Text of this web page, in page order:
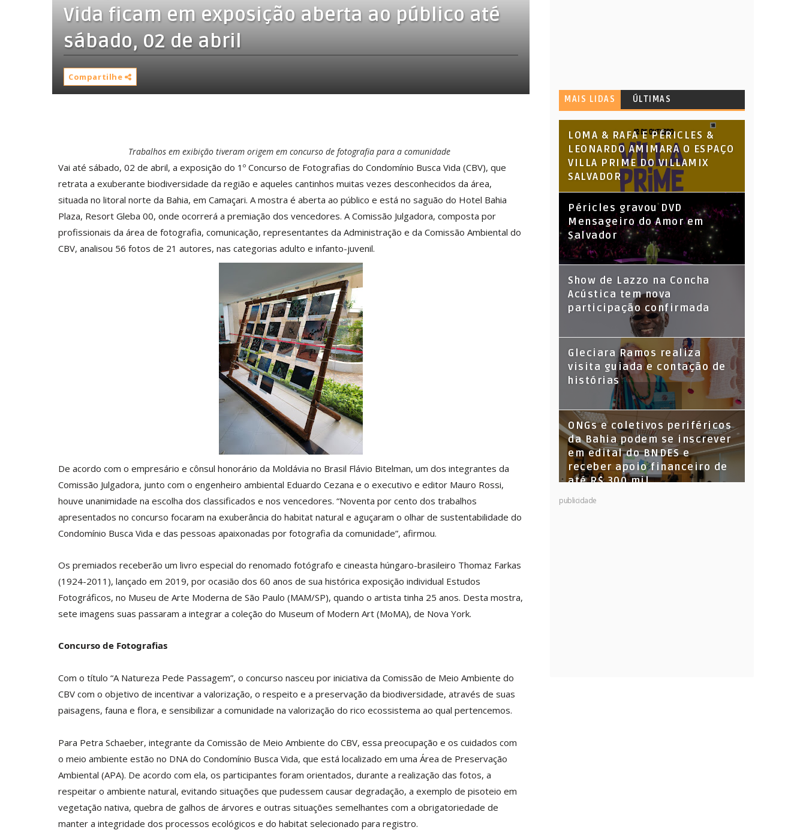
Vida ficam em exposição aberta ao público até
sábado, 02 de abril
Compartilhe
Trabalhos em exibição tiveram origem em concurso de fotografia para a comunidade
Vai até sábado, 02 de abril, a exposição do 1º Concurso de Fotografias do Condomínio Busca Vida (CBV), que
retrata a exuberante biodiversidade da região e aqueles cantinhos muitas vezes desconhecidos da área,
situada no litoral norte da Bahia, em Camaçari. A mostra é aberta ao público e está no saguão do Hotel Bahia
Plaza, Resort Gleba 00, onde ocorrerá a premiação dos vencedores. A Comissão Julgadora, composta por
profissionais da área de fotografia, comunicação, representantes da Administração e da Comissão Ambiental do
CBV, analisou 56 fotos de 21 autores, nas categorias adulto e infanto-juvenil.
De acordo com o empresário e cônsul honorário da Moldávia no Brasil Flávio Bitelman, um dos integrantes da
Comissão Julgadora, junto com o engenheiro ambiental Eduardo Cezana e o executivo e editor Mauro Rossi,
houve unanimidade na escolha dos classificados e nos vencedores. “Noventa por cento dos trabalhos
apresentados no concurso focaram na exuberância do habitat natural e aguçaram o olhar de sustentabilidade do
Condomínio Busca Vida e das pessoas apaixonadas por fotografia da comunidade”, afirmou.
Os premiados receberão um livro especial do renomado fotógrafo e cineasta húngaro-brasileiro Thomaz Farkas
(1924-2011), lançado em 2019, por ocasião dos 60 anos de sua histórica exposição individual Estudos
Fotográficos, no Museu de Arte Moderna de São Paulo (MAM/SP), quando o artista tinha 25 anos. Desta mostra,
sete imagens suas passaram a integrar a coleção do Museum of Modern Art (MoMA), de Nova York.
Concurso de Fotografias
Com o título “A Natureza Pede Passagem”, o concurso nasceu por iniciativa da Comissão de Meio Ambiente do
CBV com o objetivo de incentivar a valorização, o respeito e a preservação da biodiversidade, através de suas
paisagens, fauna e flora, e sensibilizar a comunidade na valorização do rico ecossistema ao qual pertencemos.
Para Petra Schaeber, integrante da Comissão de Meio Ambiente do CBV, essa preocupação e os cuidados com
o meio ambiente estão no DNA do Condomínio Busca Vida, que está localizado em uma Área de Preservação
Ambiental (APA). De acordo com ela, os participantes foram orientados, durante a realização das fotos, a
respeitar o ambiente natural, evitando situações que pudessem causar degradação, a exemplo de pisoteio em
vegetação nativa, quebra de galhos de árvores e outras situações semelhantes com a obrigatoriedade de
manter a integridade dos processos ecológicos e do habitat selecionado para registro.
MAIS LIDAS ÚLTIMAS
LOMA & RAFA E PÉRICLES &
LEONARDO AMIMARA O ESPAÇO
VILLA PRIME DO VILLAMIX
SALVADOR
Péricles gravou DVD
Mensageiro do Amor em
Salvador
Show de Lazzo na Concha
Acústica tem nova
participação confirmada
Gleciara Ramos realiza
visita guiada e contação de
histórias
ONGs e coletivos periféricos
da Bahia podem se inscrever
em edital do BNDES e
receber apoio financeiro de
até R$ 300 mil
publicidade